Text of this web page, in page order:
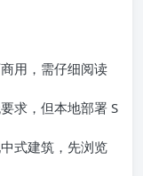
用，需仔细阅读
求，但本地部署 S
式建筑，先浏览